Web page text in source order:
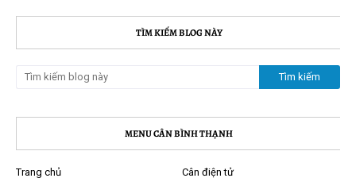
TÌM KIẾM BLOG NÀY
MENU CÂN BÌNH THẠNH
Trang chủ
Cân điện tử